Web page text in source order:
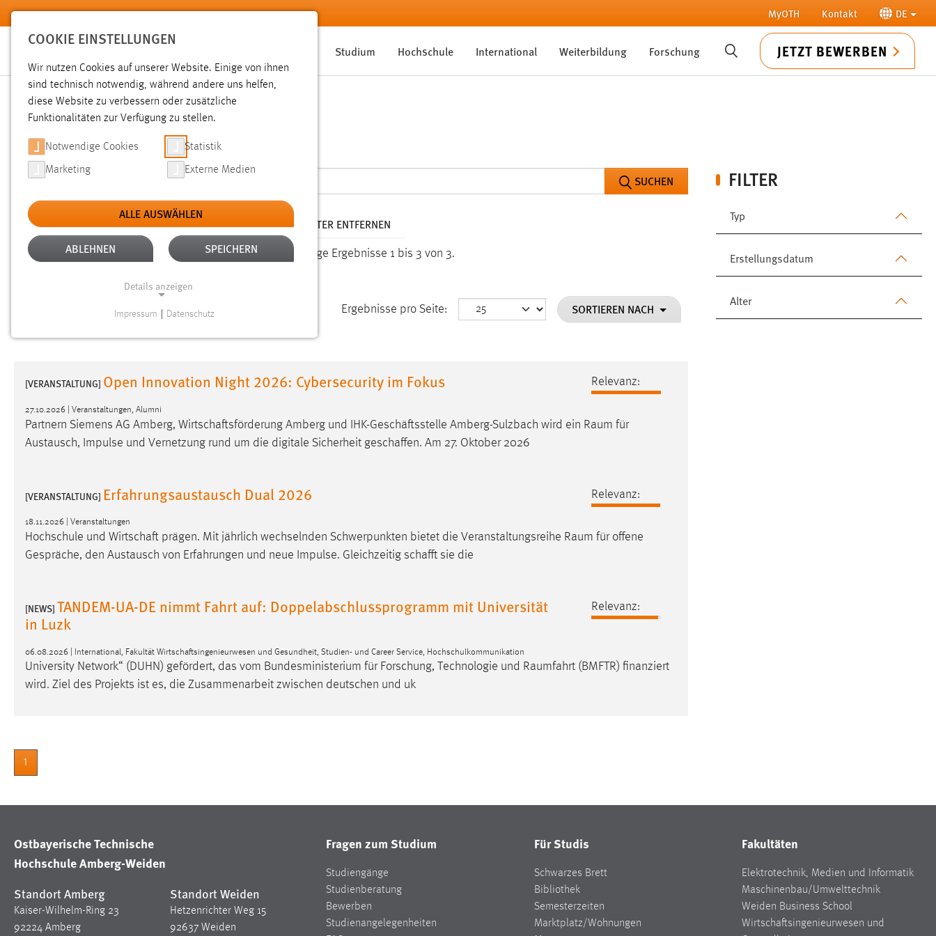
Zum Hauptinhalt springen MyOTH Kontakt DE
Studium Hochschule International Weiterbildung Forschung SUCHE JETZT BEWERBEN
SUCHE
FILTER
Typ
Erstellungsdatum
Alter
SUCHEN
Aktive Filter: TYP: NEWS/VERANSTALTUNGEN ALLE FILTER ENTFERNEN
Gesucht nach "raum". Es wurden 3 Ergebnisse gefunden. Zeige Ergebnisse 1 bis 3 von 3.
Ergebnisse pro Seite: SORTIEREN NACH
[VERANSTALTUNG] Open Innovation Night 2026: Cybersecurity im Fokus
27.10.2026 | Veranstaltungen, Alumni
Relevanz:
Partnern Siemens AG Amberg, Wirtschaftsförderung Amberg und IHK-Geschäftsstelle Amberg-Sulzbach wird ein Raum für
Austausch, Impulse und Vernetzung rund um die digitale Sicherheit geschaffen. Am 27. Oktober 2026
[VERANSTALTUNG] Erfahrungsaustausch Dual 2026
18.11.2026 | Veranstaltungen
Relevanz:
Hochschule und Wirtschaft prägen. Mit jährlich wechselnden Schwerpunkten bietet die Veranstaltungsreihe Raum für offene
Gespräche, den Austausch von Erfahrungen und neue Impulse. Gleichzeitig schafft sie die
[NEWS] TANDEM-UA-DE nimmt Fahrt auf: Doppelabschlussprogramm mit Universität
in Luzk
06.08.2026 | International, Fakultät Wirtschaftsingenieurwesen und Gesundheit, Studien- und Career Service, Hochschulkommunikation
Relevanz:
University Network“ (DUHN) gefördert, das vom Bundesministerium für Forschung, Technologie und Raumfahrt (BMFTR) finanziert
wird. Ziel des Projekts ist es, die Zusammenarbeit zwischen deutschen und uk
1
Ostbayerische Technische
Hochschule Amberg-Weiden
Standort Amberg
Kaiser-Wilhelm-Ring 23
92224 Amberg
Standort Weiden
Hetzenrichter Weg 15
92637 Weiden
Fragen zum Studium
Studiengänge
Studienberatung
Bewerben
Studienangelegenheiten
Für Studis
Schwarzes Brett
Bibliothek
Semesterzeiten
Marktplatz/Wohnungen
Fakultäten
Elektrotechnik, Medien und Informatik
Maschinenbau/Umwelttechnik
Weiden Business School
Wirtschaftsingenieurwesen und
COOKIE EINSTELLUNGEN
Wir nutzen Cookies auf unserer Website. Einige von ihnen
sind technisch notwendig, während andere uns helfen,
diese Website zu verbessern oder zusätzliche
Funktionalitäten zur Verfügung zu stellen.
Notwendige Cookies Statistik
Marketing Externe Medien
ALLE AUSWÄHLEN
ABLEHNEN SPEICHERN
Details anzeigen
Website erforderlich.
Einverständnis
Name: cookie_consent
des Benutzers
Cookie Laufzeit: 1 Jahr
Zweck:
eingeloggt ist.
Sprachpräferenz
Name:
mibew_locale, mibew-chat-frame-style-
Zweck:
Wird benötigt um die Chatfunktion
nutzen zu können.
Impressum Datenschutz